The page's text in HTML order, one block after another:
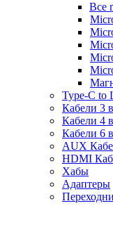
Все
Type-C to
Кабели 3
Кабели 4
Кабели 6
AUX
HDMI
Хабы
Адаптеры